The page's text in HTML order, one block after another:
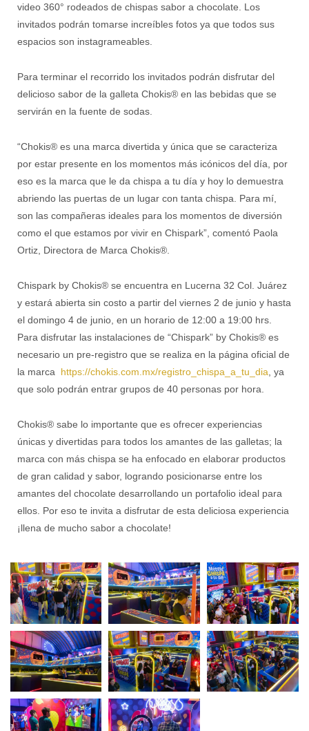
video 360° rodeados de chispas sabor a chocolate. Los
invitados podrán tomarse increíbles fotos ya que todos sus
espacios son instagrameables.
Para terminar el recorrido los invitados podrán disfrutar del
delicioso sabor de la galleta Chokis® en las bebidas que se
servirán en la fuente de sodas.
“Chokis® es una marca divertida y única que se caracteriza
por estar presente en los momentos más icónicos del día, por
eso es la marca que le da chispa a tu día y hoy lo demuestra
abriendo las puertas de un lugar con tanta chispa. Para mí,
son las compañeras ideales para los momentos de diversión
como el que estamos por vivir en Chispark”, comentó Paola
Ortiz, Directora de Marca Chokis®.
Chispark by Chokis® se encuentra en Lucerna 32 Col. Juárez
y estará abierta sin costo a partir del viernes 2 de junio y hasta
el domingo 4 de junio, en un horario de 12:00 a 19:00 hrs.
Para disfrutar las instalaciones de “Chispark” by Chokis® es
necesario un pre-registro que se realiza en la página oficial de
la marca https://chokis.com.mx/registro_chispa_a_tu_dia , ya
que solo podrán entrar grupos de 40 personas por hora.
Chokis® sabe lo importante que es ofrecer experiencias
únicas y divertidas para todos los amantes de las galletas; la
marca con más chispa se ha enfocado en elaborar productos
de gran calidad y sabor, logrando posicionarse entre los
amantes del chocolate desarrollando un portafolio ideal para
ellos. Por eso te invita a disfrutar de esta deliciosa experiencia
¡llena de mucho sabor a chocolate!